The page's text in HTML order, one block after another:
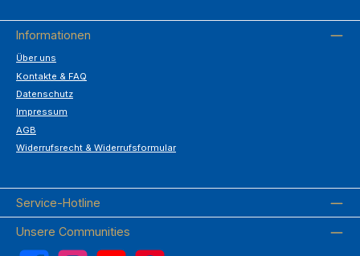
Informationen
Über uns
Kontakte & FAQ
Datenschutz
Impressum
AGB
Widerrufsrecht & Widerrufsformular
Service-Hotline
Unsere Communities